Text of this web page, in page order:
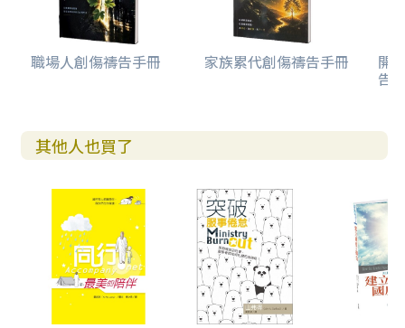
職場人創傷禱告手冊 家族累代創傷禱告手冊 開
告(
其他人也買了